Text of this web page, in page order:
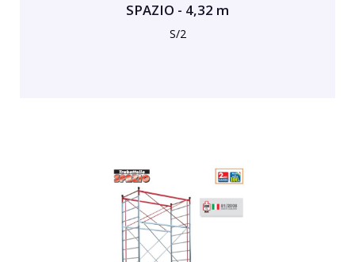
SPAZIO - 4,32 m
S/2